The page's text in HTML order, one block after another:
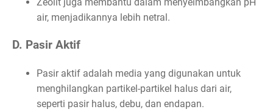
air, menjadikannya lebih netral.
D. Pasir Aktif
Pasir aktif adalah media yang digunakan untuk
menghilangkan partikel-partikel halus dari air,
seperti pasir halus, debu, dan endapan.